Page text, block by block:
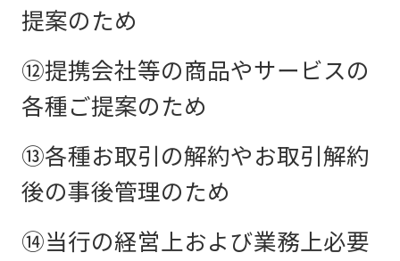
提案のため
⑫提携会社等の商品やサービスの
各種ご提案のため
⑬各種お取引の解約やお取引解約
後の事後管理のため
⑭当行の経営上および業務上必要